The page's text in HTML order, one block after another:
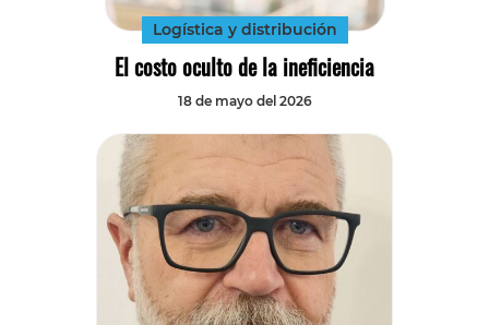
Logística y distribución
El costo oculto de la ineficiencia
18 de mayo del 2026